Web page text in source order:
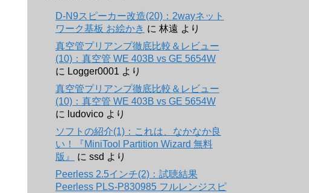
D-N9スピーカー改造(20)：2wayネット
ワーク基板 お絵かき に 林遠 より
真空管プリアンプ徹底比較＆レビュー
(10)：真空管 WE 403B vs GE 5654W
に Logger0001 より
真空管プリアンプ徹底比較＆レビュー
(10)：真空管 WE 403B vs GE 5654W
に
ludovico より
ソフトの紹介(1)：これは、なかなか良
い！『MiniTool Partition Wizard 無料
版』
に ssd より
Peerless 2.5インチ(2)：試聴結果
Peerless PLS-P830985 フルレンジスピ